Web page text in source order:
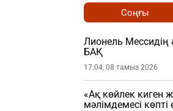
Соңғы
Лионель Мессидің
БАҚ
17:04, 08 тамыз 2026
«Ақ көйлек киген
мәлімдемесі